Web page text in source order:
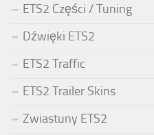
ETS2 Części / Tuning
Dźwięki ETS2
ETS2 Traffic
ETS2 Trailer Skins
Zwiastuny ETS2